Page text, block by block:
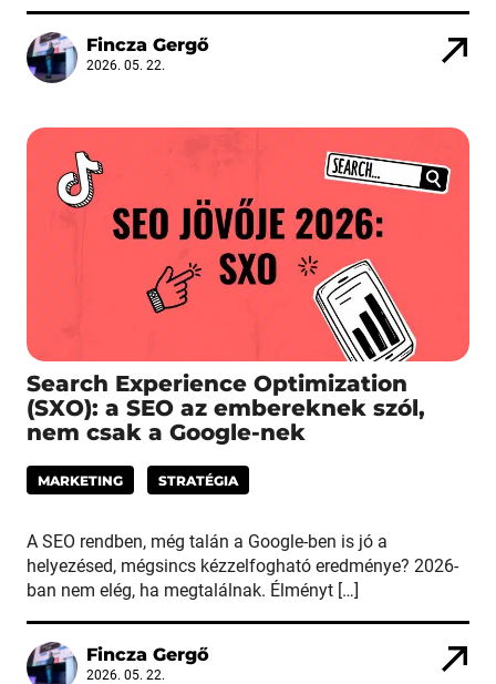
Fincza Gergő
2026. 05. 22.
Search Experience Optimization
(SXO): a SEO az embereknek szól,
nem csak a Google-nek
MARKETING STRATÉGIA
A SEO rendben, még talán a Google-ben is jó a
helyezésed, mégsincs kézzelfogható eredménye? 2026-
ban nem elég, ha megtalálnak. Élményt […]
Fincza Gergő
2026. 05. 22.